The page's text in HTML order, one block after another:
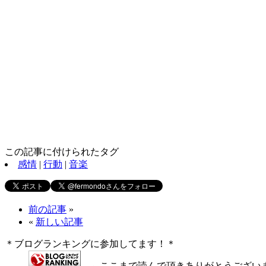
この記事に付けられたタグ
感情 | 行動 | 音楽
前の記事 »
« 新しい記事
＊ブログランキングに参加してます！＊